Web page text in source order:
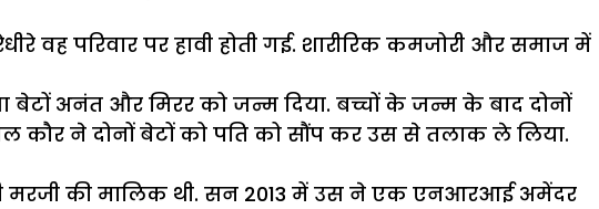
परिवार पर हावी होती गई. शारीरिक कमजोरी और समाज में
अनंत और मिरर को जन्म दिया. बच्चों के जन्म के बाद दोनों
ने दोनों बेटों को पति को सौंप कर उस से तलाक ले लिया.
मरजी की मालिक थी. सन 2013 में उस ने एक एनआरआई अमेंदर